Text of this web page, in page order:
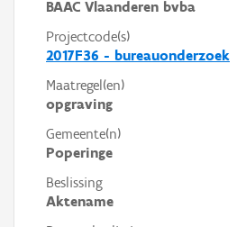
BAAC Vlaanderen bvba
Projectcode(s)
2017F36 - bureauonderzoek
Maatregel(en)
opgraving
Gemeente(n)
Poperinge
Beslissing
Aktename